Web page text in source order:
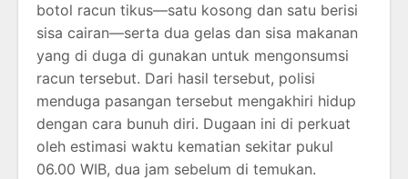
botol racun tikus—satu kosong dan satu berisi
sisa cairan—serta dua gelas dan sisa makanan
yang di duga di gunakan untuk mengonsumsi
racun tersebut. Dari hasil tersebut, polisi
menduga pasangan tersebut mengakhiri hidup
dengan cara bunuh diri. Dugaan ini di perkuat
oleh estimasi waktu kematian sekitar pukul
06.00 WIB, dua jam sebelum di temukan.